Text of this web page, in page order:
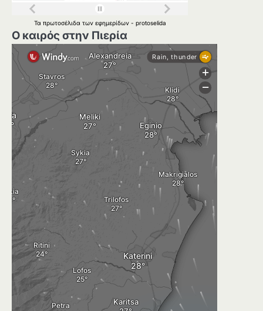
Τα πρωτοσέλιδα των εφημερίδων - protoselida
Ο καιρός στην Πιερία